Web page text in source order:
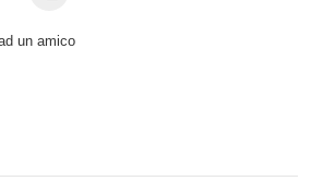
un amico